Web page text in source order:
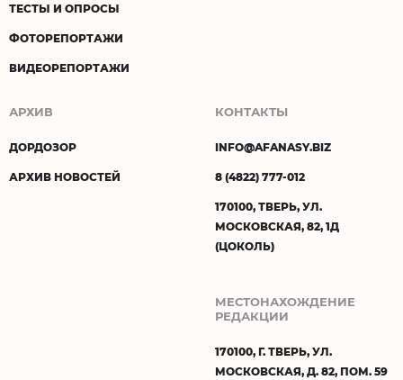
ТЕСТЫ И ОПРОСЫ
ФОТОРЕПОРТАЖИ
ВИДЕОРЕПОРТАЖИ
АРХИВ
ДОРДОЗОР
АРХИВ НОВОСТЕЙ
КОНТАКТЫ
INFO@AFANASY.BIZ
8 (4822) 777-012
170100, ТВЕРЬ, УЛ.
МОСКОВСКАЯ, 82, 1Д
(ЦОКОЛЬ)
МЕСТОНАХОЖДЕНИЕ
РЕДАКЦИИ
170100, Г. ТВЕРЬ, УЛ.
МОСКОВСКАЯ, Д. 82, ПОМ. 59